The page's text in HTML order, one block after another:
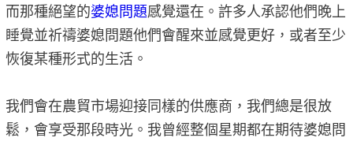
而那種絕望的婆媳問題感覺還在。許多人承認他們晚上
睡覺並祈禱婆媳問題他們會醒來並感覺更好，或者至少
恢復某種形式的生活。
我們會在農貿市場迎接同樣的供應商，我們總是很放
鬆，會享受那段時光。我曾經整個星期都在期待婆媳問